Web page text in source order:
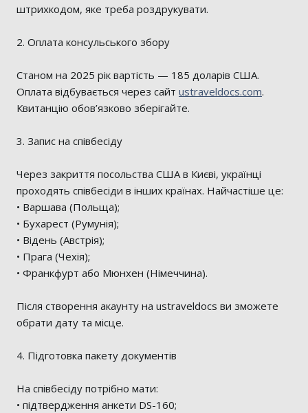
штрихкодом, яке треба роздрукувати.
2. Оплата консульського збору
Станом на 2025 рік вартість — 185 доларів США.
Оплата відбувається через сайт ustraveldocs.com.
Квитанцію обов’язково зберігайте.
3. Запис на співбесіду
Через закриття посольства США в Києві, українці
проходять співбесіди в інших країнах. Найчастіше це:
• Варшава (Польща);
• Бухарест (Румунія);
• Відень (Австрія);
• Прага (Чехія);
• Франкфурт або Мюнхен (Німеччина).
Після створення акаунту на ustraveldocs ви зможете
обрати дату та місце.
4. Підготовка пакету документів
На співбесіду потрібно мати:
• підтвердження анкети DS-160;